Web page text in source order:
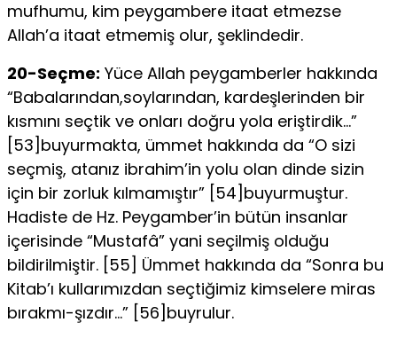
mufhumu, kim peygambere itaat etmezse
Allah’a itaat etmemiş olur, şeklindedir.
20-Seçme: Yüce Allah peygamberler hakkında
“Babalarından,soylarından, kardeşlerinden bir
kısmını seçtik ve onları doğru yola eriştirdik…”
[53]buyurmakta, ümmet hakkında da “O sizi
seçmiş, ata­nız ibrahim’in yolu olan dinde sizin
için bir zorluk kılmamıştır” [54]bu­yurmuştur.
Hadiste de Hz. Peygamber’in bütün insanlar
içerisinde “Mustafâ” yani seçilmiş olduğu
bildirilmiştir. [55] Ümmet hakkında da “Sonra bu
Kitab’ı kullarımızdan seçtiğimiz kimselere miras
bırakmı-şızdır…” [56]buyrulur.